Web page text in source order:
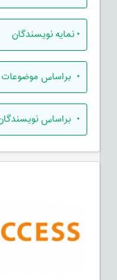
•نمایه نویسندگان
• براساس موضوعات
• براساس نویسندگان